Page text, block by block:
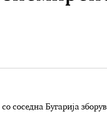
соседна Бугарија